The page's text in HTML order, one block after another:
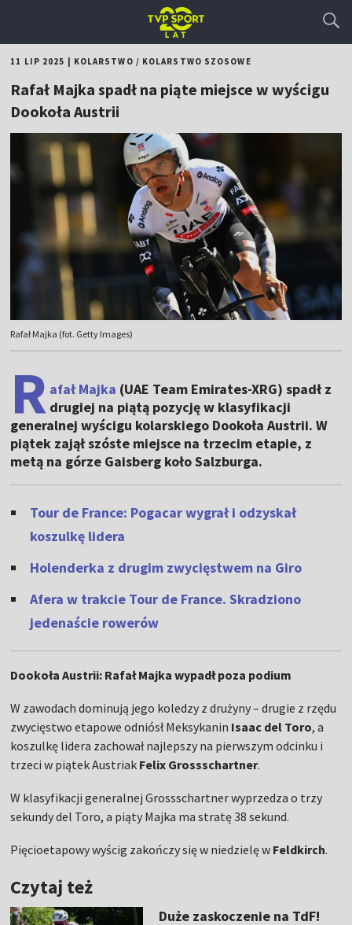
11 LIP 2025 KOLARSTWO / KOLARSTWO SZOSOWE
Rafał Majka spadł na piąte miejsce w wyścigu
Dookoła Austrii
Rafał Majka (fot. Getty Images)
R afał Majka (UAE Team Emirates-XRG) spadł z
drugiej na piątą pozycję w klasyfikacji
generalnej wyścigu kolarskiego Dookoła Austrii. W
piątek zajął szóste miejsce na trzecim etapie, z
metą na górze Gaisberg koło Salzburga.
Tour de France: Pogacar wygrał i odzyskał
koszulkę lidera
Holenderka z drugim zwycięstwem na Giro
Afera w trakcie Tour de France. Skradziono
jedenaście rowerów
Dookoła Austrii: Rafał Majka wypadł poza podium
W zawodach dominują jego koledzy z drużyny – drugie z rzędu
zwycięstwo etapowe odniósł Meksykanin Isaac del Toro, a
koszulkę lidera zachował najlepszy na pierwszym odcinku i
trzeci w piątek Austriak Felix Grossschartner.
W klasyfikacji generalnej Grossschartner wyprzedza o trzy
sekundy del Toro, a piąty Majka ma stratę 38 sekund.
Pięcioetapowy wyścig zakończy się w niedzielę w Feldkirch.
Czytaj też
Duże zaskoczenie na TdF!